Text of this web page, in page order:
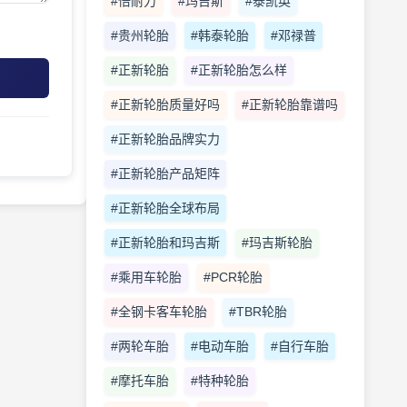
#贵州轮胎 #韩泰轮胎 #邓禄普
#正新轮胎 #正新轮胎怎么样
#正新轮胎质量好吗 #正新轮胎靠谱吗
#正新轮胎品牌实力
#正新轮胎产品矩阵
#正新轮胎全球布局
#正新轮胎和玛吉斯 #玛吉斯轮胎
#乘用车轮胎 #PCR轮胎
#全钢卡客车轮胎 #TBR轮胎
#两轮车胎 #电动车胎 #自行车胎
#摩托车胎 #特种轮胎